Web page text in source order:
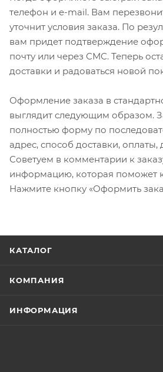
телефон и e-mail. Вам
уточнит условия заказа. По
вам придет подтверждение
почту или через СМС. Теперь
доставки и радоваться новой
Оформление заказа в
выглядит следующим образом.
полностью форму по
адрес, способ доставки, оплаты,
Советуем в комментарии к
информацию, которая поможет
Нажмите кнопку «Оформить
КАТАЛОГ
КОМПАНИЯ
ИНФОРМАЦИЯ